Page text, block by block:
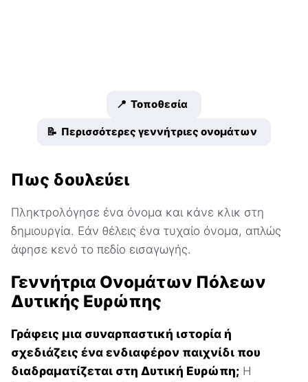
📍 Τοποθεσία
📝 Περισσότερες γεννήτριες ονομάτων
Πως δουλεύει
Πληκτρολόγησε ένα όνομα και κάνε κλικ στη
δημιουργία. Εάν θέλεις ένα τυχαίο όνομα, απλώς
άφησε κενό το πεδίο εισαγωγής.
Γεννήτρια Ονομάτων Πόλεων
Δυτικής Ευρώπης
Γράφεις μια συναρπαστική ιστορία ή
σχεδιάζεις ένα ενδιαφέρον παιχνίδι που
διαδραματίζεται στη Δυτική Ευρώπη; Η